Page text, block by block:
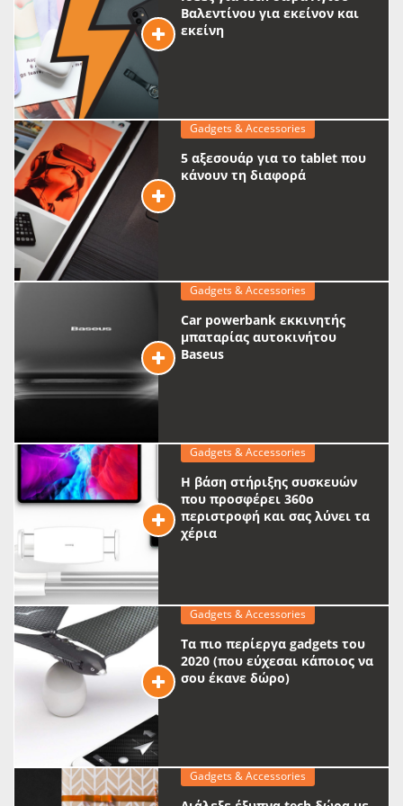
Βαλεντίνου για εκείνον και
εκείνη
Gadgets & Accessories
5 αξεσουάρ για το tablet που
κάνουν τη διαφορά
Gadgets & Accessories
Car powerbank εκκινητής
μπαταρίας αυτοκινήτου
Baseus
Gadgets & Accessories
Η βάση στήριξης συσκευών
που προσφέρει 360ο
περιστροφή και σας λύνει τα
χέρια
Gadgets & Accessories
Τα πιο περίεργα gadgets του
2020 (που εύχεσαι κάποιος να
σου έκανε δώρο)
Gadgets & Accessories